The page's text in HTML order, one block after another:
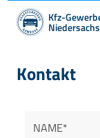
Kfz-
Kontakt